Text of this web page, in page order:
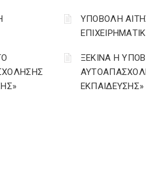
ΥΠΟΒΟΛΗ
ΞΕΚΙΝΑ Η